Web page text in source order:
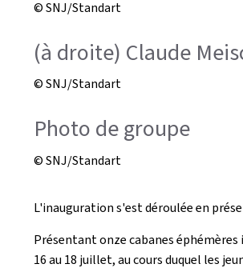
© SNJ/Standart
(à droite) Claude
© SNJ/Standart
Photo de groupe
© SNJ/Standart
L'inauguration s'est déroulée en
Présentant onze cabanes
16 au 18 juillet, au cours duquel les